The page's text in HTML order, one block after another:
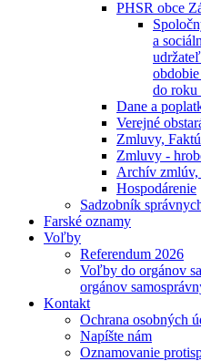
PHSR obce
a
do roku
Dane a
Verejné
Zmluvy,
Zmluvy -
Archív zmlúv,
Hospodárenie
Sadzobník
Farské oznamy
Voľby
Referendum 2026
Voľby do orgánov
orgánov
Kontakt
Ochrana osobných
Napíšte nám
Oznamovanie